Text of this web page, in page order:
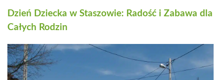
Dzień Dziecka w Staszowie: Radość i Zabawa dla
Całych Rodzin